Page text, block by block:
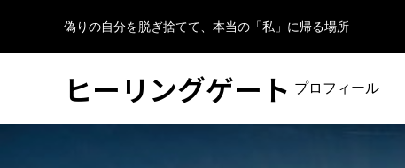
偽りの自分を脱ぎ捨てて、本当の「私」に帰る場所
ヒーリングゲート プロフィール